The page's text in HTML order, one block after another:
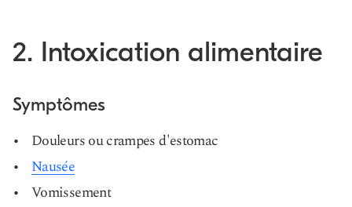
2. Intoxication alimentaire
Symptômes
Douleurs ou crampes d'estomac
Nausée
Vomissement